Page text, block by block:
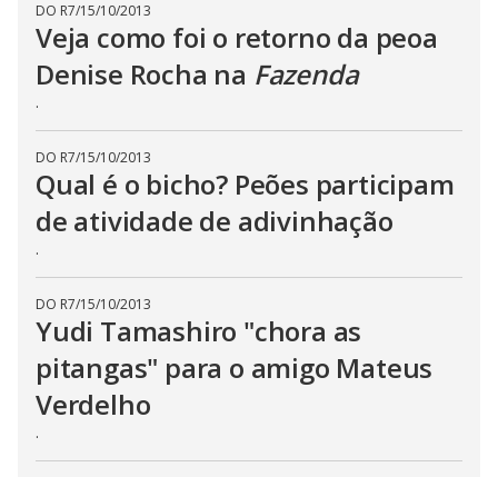
DO R7/15/10/2013
Veja como foi o retorno da peoa
Denise Rocha na Fazenda
.
DO R7/15/10/2013
Qual é o bicho? Peões participam
de atividade de adivinhação
.
DO R7/15/10/2013
Yudi Tamashiro "chora as
pitangas" para o amigo Mateus
Verdelho
.